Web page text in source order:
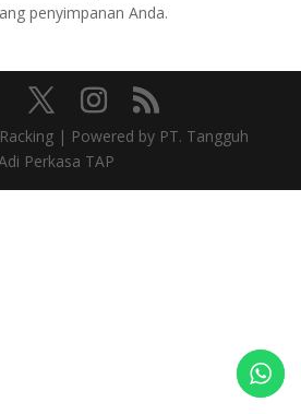
penyimpanan Anda.
| Powered by PT. Tangguh
Perkasa TAP